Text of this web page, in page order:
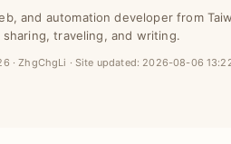
and automation developer from
sharing, traveling, and writing.
· ZhgChgLi · Site updated: 2026-08-06